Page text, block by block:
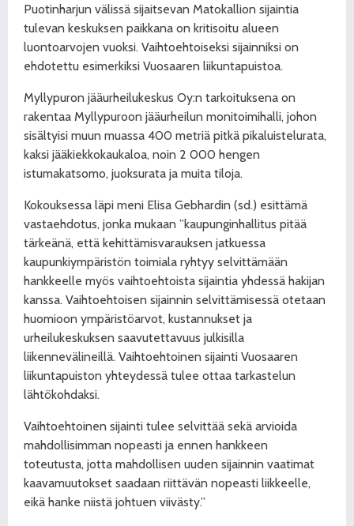
Puotinharjun välissä sijaitsevan Matokallion sijaintia
tulevan keskuksen paikkana on kritisoitu alueen
luontoarvojen vuoksi. Vaihtoehtoiseksi sijainniksi on
ehdotettu esimerkiksi Vuosaaren liikuntapuistoa.
Myllypuron jääurheilukeskus Oy:n tarkoituksena on
rakentaa Myllypuroon jääurheilun monitoimihalli, johon
sisältyisi muun muassa 400 metriä pitkä pikaluistelurata,
kaksi jääkiekkokaukaloa, noin 2 000 hengen
istumakatsomo, juoksurata ja muita tiloja.
Kokouksessa läpi meni Elisa Gebhardin (sd.) esittämä
vastaehdotus, jonka mukaan ”kaupunginhallitus pitää
tärkeänä, että kehittämisvarauksen jatkuessa
kaupunkiympäristön toimiala ryhtyy selvittämään
hankkeelle myös vaihtoehtoista sijaintia yhdessä hakijan
kanssa. Vaihtoehtoisen sijainnin selvittämisessä otetaan
huomioon ympäristöarvot, kustannukset ja
urheilukeskuksen saavutettavuus julkisilla
liikennevälineillä. Vaihtoehtoinen sijainti Vuosaaren
liikuntapuiston yhteydessä tulee ottaa tarkastelun
lähtökohdaksi.
Vaihtoehtoinen sijainti tulee selvittää sekä arvioida
mahdollisimman nopeasti ja ennen hankkeen
toteutusta, jotta mahdollisen uuden sijainnin vaatimat
kaavamuutokset saadaan riittävän nopeasti liikkeelle,
eikä hanke niistä johtuen viivästy.”